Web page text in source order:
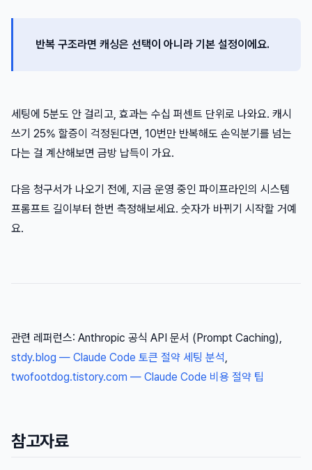
반복 구조라면 캐싱은 선택이 아니라 기본 설정이에요.
세팅에 5분도 안 걸리고, 효과는 수십 퍼센트 단위로 나와요. 캐시
쓰기 25% 할증이 걱정된다면, 10번만 반복해도 손익분기를 넘는
다는 걸 계산해보면 금방 납득이 가요.
다음 청구서가 나오기 전에, 지금 운영 중인 파이프라인의 시스템
프롬프트 길이부터 한번 측정해보세요. 숫자가 바뀌기 시작할 거예
요.
관련 레퍼런스: Anthropic 공식 API 문서 (Prompt Caching),
stdy.blog — Claude Code 토큰 절약 세팅 분석,
twofootdog.tistory.com — Claude Code 비용 절약 팁
참고자료